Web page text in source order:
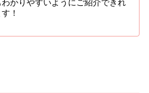
かりやすいようにご紹介できれ
！